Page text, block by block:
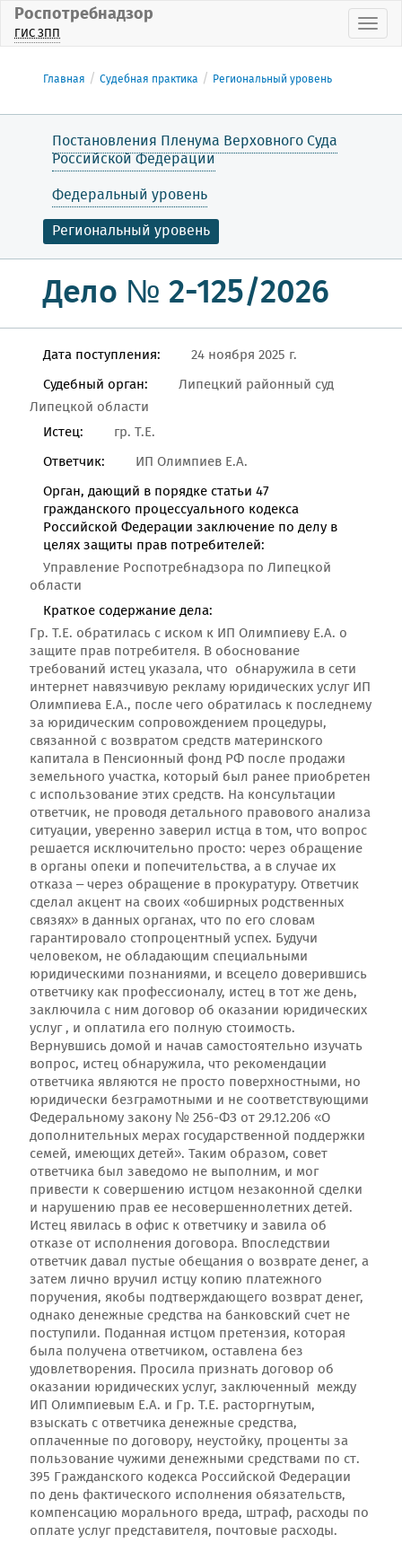
Роспотребнадзор
ГИС ЗПП
Главная Судебная практика Региональный уровень
Постановления Пленума Верховного Суда
Российской Федерации
Федеральный уровень
Региональный уровень
Дело № 2-125/2026
Дата поступления:
24 ноября 2025 г.
Судебный орган:
Липецкий районный суд
Липецкой области
Истец:
гр. Т.Е.
Ответчик:
ИП Олимпиев Е.А.
Орган, дающий в порядке статьи 47
гражданского процессуального кодекса
Российской Федерации заключение по делу в
целях защиты прав потребителей:
Управление Роспотребнадзора по Липецкой
области
Краткое содержание дела:
Гр. Т.Е. обратилась с иском к ИП Олимпиеву Е.А. о
защите прав потребителя. В обоснование
требований истец указала, что обнаружила в сети
интернет навязчивую рекламу юридических услуг ИП
Олимпиева Е.А., после чего обратилась к последнему
за юридическим сопровождением процедуры,
связанной с возвратом средств материнского
капитала в Пенсионный фонд РФ после продажи
земельного участка, который был ранее приобретен
с использование этих средств. На консультации
ответчик, не проводя детального правового анализа
ситуации, уверенно заверил истца в том, что вопрос
решается исключительно просто: через обращение
в органы опеки и попечительства, а в случае их
отказа – через обращение в прокуратуру. Ответчик
сделал акцент на своих «обширных родственных
связях» в данных органах, что по его словам
гарантировало стопроцентный успех. Будучи
человеком, не обладающим специальными
юридическими познаниями, и всецело доверившись
ответчику как профессионалу, истец в тот же день,
заключила с ним договор об оказании юридических
услуг , и оплатила его полную стоимость.
Вернувшись домой и начав самостоятельно изучать
вопрос, истец обнаружила, что рекомендации
ответчика являются не просто поверхностными, но
юридически безграмотными и не соответствующими
Федеральному закону № 256-ФЗ от 29.12.206 «О
дополнительных мерах государственной поддержки
семей, имеющих детей». Таким образом, совет
ответчика был заведомо не выполним, и мог
привести к совершению истцом незаконной сделки
и нарушению прав ее несовершеннолетних детей.
Истец явилась в офис к ответчику и завила об
отказе от исполнения договора. Впоследствии
ответчик давал пустые обещания о возврате денег, а
затем лично вручил истцу копию платежного
поручения, якобы подтверждающего возврат денег,
однако денежные средства на банковский счет не
поступили. Поданная истцом претензия, которая
была получена ответчиком, оставлена без
удовлетворения. Просила признать договор об
оказании юридических услуг, заключенный между
ИП Олимпиевым Е.А. и Гр. Т.Е. расторгнутым,
взыскать с ответчика денежные средства,
оплаченные по договору, неустойку, проценты за
пользование чужими денежными средствами по ст.
395 Гражданского кодекса Российской Федерации
по день фактического исполнения обязательств,
компенсацию морального вреда, штраф, расходы по
оплате услуг представителя, почтовые расходы.